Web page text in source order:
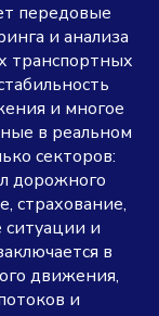
передовые
и анализа
транспортных
и многое
в реальном
секторов:
дорожного
страхование,
и
в
движения,
и